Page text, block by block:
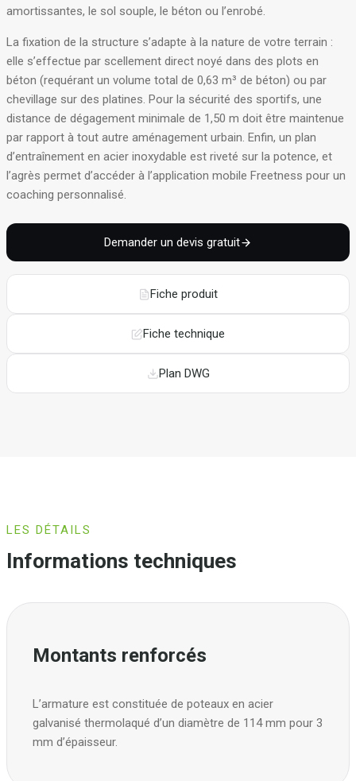
amortissantes, le sol souple, le béton ou l’enrobé.
La fixation de la structure s’adapte à la nature de votre terrain :
elle s’effectue par scellement direct noyé dans des plots en
béton (requérant un volume total de 0,63 m³ de béton) ou par
chevillage sur des platines. Pour la sécurité des sportifs, une
distance de dégagement minimale de 1,50 m doit être maintenue
par rapport à tout autre aménagement urbain. Enfin, un plan
d’entraînement en acier inoxydable est riveté sur la potence, et
l’agrès permet d’accéder à l’application mobile Freetness pour un
coaching personnalisé.
Demander un devis gratuit
Fiche produit
Fiche technique
Plan DWG
LES DÉTAILS
Informations techniques
Montants renforcés
L’armature est constituée de poteaux en acier
galvanisé thermolaqué d’un diamètre de 114 mm pour 3
mm d’épaisseur.